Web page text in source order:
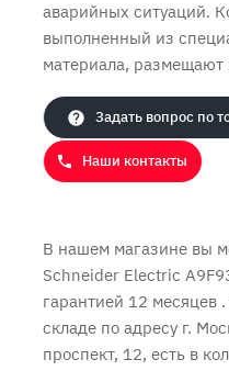
аварийных ситуаций.
выполненный из
материала, размещают
Задать вопрос по
Наши контакты
В нашем магазине вы
Schneider Electric
гарантией 12 месяцев
складе по адресу г.
проспект, 12, есть в